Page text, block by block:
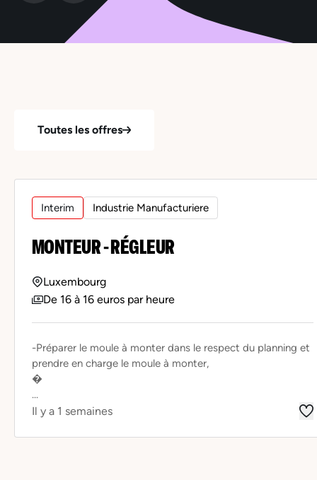
Toutes les offres
Interim Industrie Manufacturiere
MONTEUR - RÉGLEUR
Luxembourg
De 16 à 16 euros par heure
-Préparer le moule à monter dans le respect du planning et
prendre en charge le moule à monter,
�
...
Il y a 1 semaines